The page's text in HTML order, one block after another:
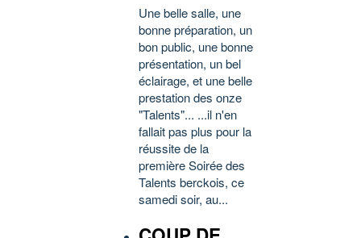
Une belle salle, une
bonne préparation, un
bon public, une bonne
présentation, un bel
éclairage, et une belle
prestation des onze
"Talents"... ...il n'en
fallait pas plus pour la
réussite de la
première Soirée des
Talents berckois, ce
samedi soir, au...